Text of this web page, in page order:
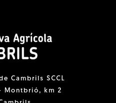
Cambrils SCCL
Montbrió, km 2